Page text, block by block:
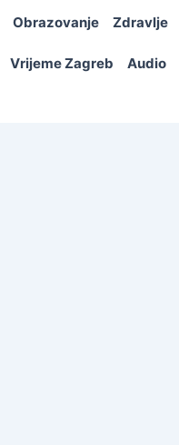
Obrazovanje Zdravlje
Vrijeme Zagreb Audio